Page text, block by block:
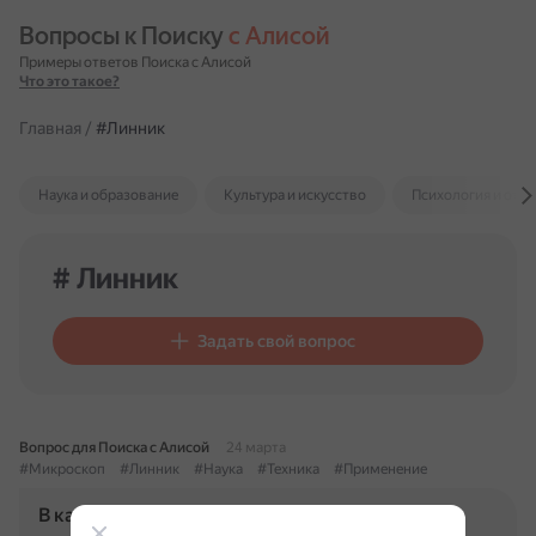
Вопросы к Поиску с Алисой
Примеры ответов Поиска с Алисой
Что это такое?
Главная / #Линник
Наука и образование Культура и искусство Психология и
# Линник
Задать свой вопрос
Вопрос для Поиска с Алисой
24 марта
#Микроскоп
#Линник #Наука #Техника #Применение
В каких областях науки и техники применяют